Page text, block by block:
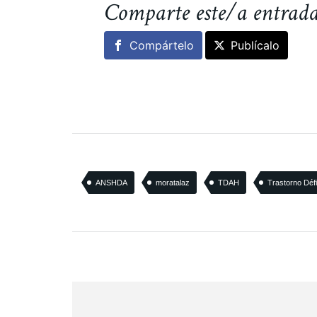
Comparte este/a
Compártelo Publícalo
ANSHDA moratalaz TDAH Trastorno